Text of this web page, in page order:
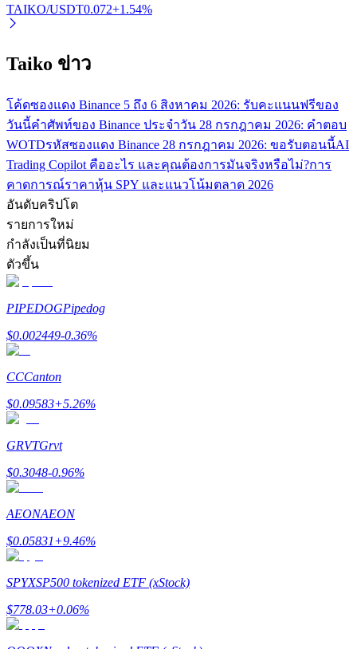
พันธมิตร Bitrue
มากถึง 65% คอมมิชชั่น!
การแนะนำ
เชิญเพื่อนเพื่อรับรางวัลเงินสด
BTC Welcome Rewards
TAIKO/USDT0.072+1.54%
Taiko ข่าว
โค้ดซองแดง Binance 5 ถึง 6 สิงหาคม 2026: รับคะแนนฟรีของ
วันนี้คำศัพท์ของ Binance ประจำวัน 28 กรกฎาคม 2026: คำตอบ
WOTDรหัสซองแดง Binance 28 กรกฎาคม 2026: ขอรับตอนนี้AI
Trading Copilot คืออะไร และคุณต้องการมันจริงหรือไม่?การ
คาดการณ์ราคาหุ้น SPY และแนวโน้มตลาด 2026
อันดับคริปโต
รายการใหม่
กำลังเป็นที่นิยม
ตัวขึ้น
PIPEDOGPipedog
$0.002449-0.36%
CCCanton
$0.09583+5.26%
GRVTGrvt
$0.3048-0.96%
AEONAEON
$0.05831+9.46%
SPYXSP500 tokenized ETF (xStock)
$778.03+0.06%